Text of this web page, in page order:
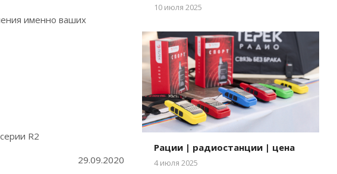
именно ваших
R2
29.09.2020
10 июля 2025
Рации | радиостанции | цена
4 июля 2025